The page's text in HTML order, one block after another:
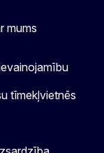
mums
tīmekļvietnēs